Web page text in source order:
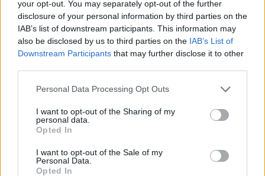
your opt-out. You may separately opt-out of the further
disclosure of your personal information by third parties on the
IAB’s list of downstream participants. This information may
also be disclosed by us to third parties on the IAB’s List of
Downstream Participants that may further disclose it to other
Personal Data Processing Opt Outs
I want to opt-out of the Sharing of my
personal data.
Opted In
I want to opt-out of the Sale of my
Personal Data.
Opted In
είσπραξης.
Για τις παραπάνω περιπτώσεις οι επιχειρήσεις
χάνουν την έκπτωση 15% στην εφάπαξ καταβολή.